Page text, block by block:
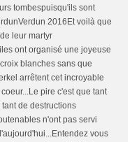
tombespuisqu'ils sont
2016Et voilà que
leur martyr
ont organisé une joyeuse
blanches sans que
arrêtent cet incroyable
pire c'est que tant
de destructions
n'ont pas servi
vous